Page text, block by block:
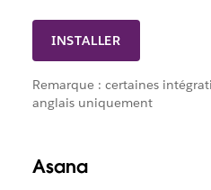
INSTALLER
Remarque : certaines
anglais uniquement
Asana